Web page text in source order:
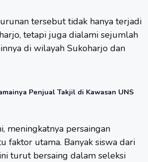
tersebut tidak hanya terjadi
tetapi juga dialami sejumlah
di wilayah Sukoharjo dan
Penjual Takjil di Kawasan UNS
meningkatnya persaingan
faktor utama. Banyak siswa dari
turut bersaing dalam seleksi